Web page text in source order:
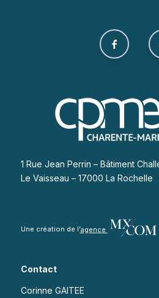
1 Rue Jean Perrin – Bâtiment
Le Vaisseau – 17000 La Rochelle
Une création de l’agence
Contact
Corinne GAITEE